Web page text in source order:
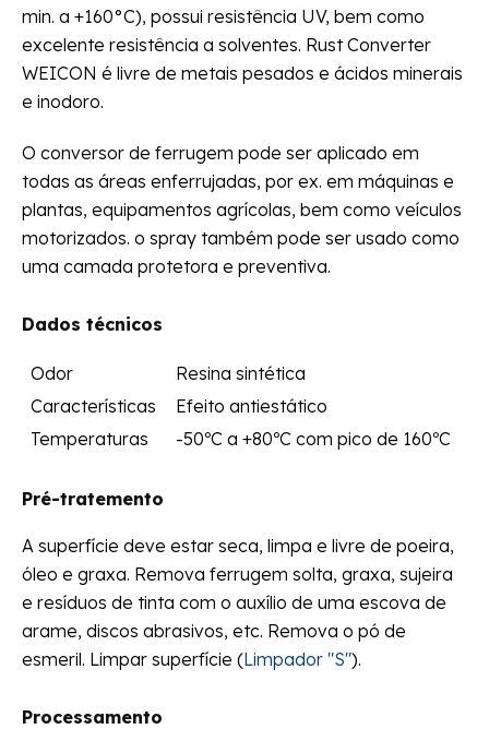
min. a +160°C), possui resistência UV, bem como
excelente resistência a solventes. Rust Converter
WEICON é livre de metais pesados ​​e ácidos minerais
e inodoro.
O conversor de ferrugem pode ser aplicado em
todas as áreas enferrujadas, por ex. em máquinas e
plantas, equipamentos agrícolas, bem como veículos
motorizados. o spray também pode ser usado como
uma camada protetora e preventiva.
Dados técnicos
Odor
Resina sintética
Características
Efeito antiestático
Temperaturas
-50ºC a +80ºC com pico de 160ºC
Pré-tratemento
A superfície deve estar seca, limpa e livre de poeira,
óleo e graxa. Remova ferrugem solta, graxa, sujeira
e resíduos de tinta com o auxílio de uma escova de
arame, discos abrasivos, etc. Remova o pó de
esmeril. Limpar superfície (Limpador "S").
Processamento